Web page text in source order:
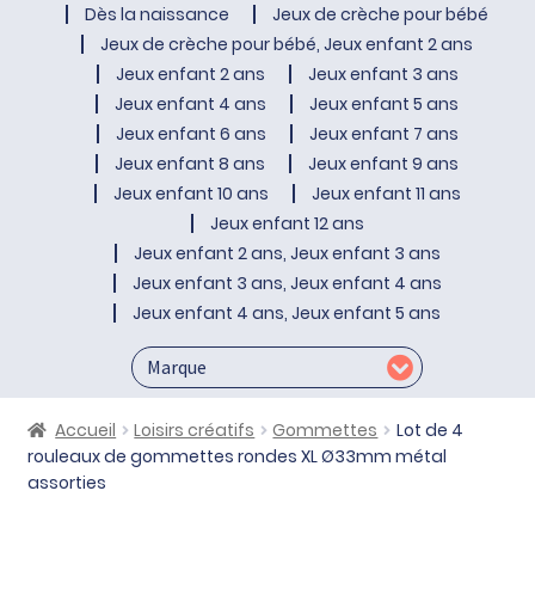
Dès la naissance
Jeux de crèche pour bébé
Jeux de crèche pour bébé, Jeux enfant 2 ans
Jeux enfant 2 ans
Jeux enfant 3 ans
Jeux enfant 4 ans
Jeux enfant 5 ans
Jeux enfant 6 ans
Jeux enfant 7 ans
Jeux enfant 8 ans
Jeux enfant 9 ans
Jeux enfant 10 ans
Jeux enfant 11 ans
Jeux enfant 12 ans
Jeux enfant 2 ans, Jeux enfant 3 ans
Jeux enfant 3 ans, Jeux enfant 4 ans
Jeux enfant 4 ans, Jeux enfant 5 ans
Accueil Loisirs créatifs Gommettes
Lot de 4
rouleaux de gommettes rondes XL Ø33mm métal
assorties